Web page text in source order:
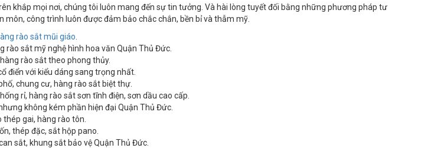
khắp mọi nơi, chúng tôi luôn mang đến sự tin tưởng. Và hài lòng tuyết đối bằng những phương pháp tư
môn, công trình luôn được đảm bảo chắc chắn, bền bỉ và thẫm mỹ.
rào sắt mũi giáo
rào sắt mỹ nghệ hình hoa văn Quận Thủ Đức.
rào sắt theo phong thủy.
điển với kiểu dáng sang trọng nhất.
chung cư, hàng rào sắt biệt thự.
rỉ, hàng rào sắt sơn tĩnh điện, sơn dầu cao cấp.
không kém phần hiện đại Quận Thủ Đức.
thép gai, hàng rào tôn.
thép đặc, sắt hộp pano.
sắt, khung sắt bảo vệ Quận Thủ Đức.